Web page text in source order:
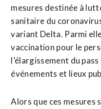
mesures destinée à
sanitaire du
variant Delta. Parmi
vaccination pour le
l’élargissement du
événements et lieux
Alors que ces mesures